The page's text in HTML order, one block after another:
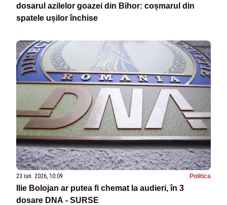
dosarul azilelor goazei din Bihor: coșmarul din
spatele ușilor închise
23 iun. 2026, 10:09 Politica
Ilie Bolojan ar putea fi chemat la audieri, în 3
dosare DNA - SURSE